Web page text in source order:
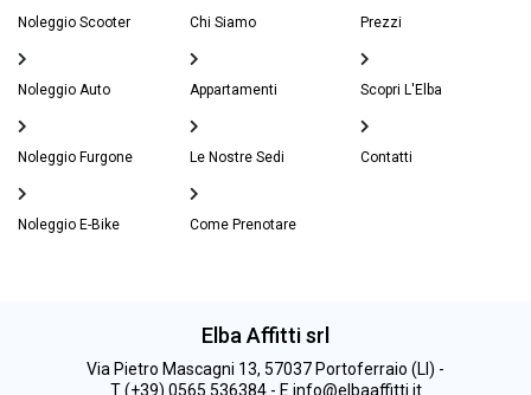
Noleggio Scooter
Noleggio Auto
Noleggio Furgone
Noleggio E-Bike
Chi Siamo
Appartamenti
Le Nostre Sedi
Come Prenotare
Prezzi
Scopri L'Elba
Contatti
Elba Affitti srl
Via Pietro Mascagni 13, 57037 Portoferraio (LI) -
T (+39) 0565 536384 - E info@elbaaffitti.it